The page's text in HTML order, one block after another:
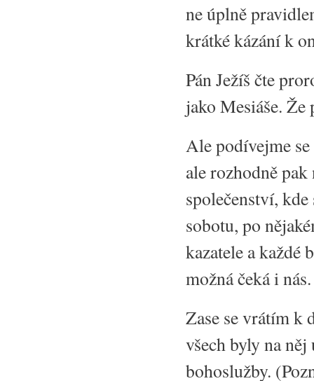
ne úplně
krátké kázání k
Pán Ježíš čte
jako Mesiáše.
Ale podívejme
ale rozhodně
společenství,
sobotu, po
kazatele a každé
možná čeká i
Zase se vrátím k
všech byly na
bohoslužby.